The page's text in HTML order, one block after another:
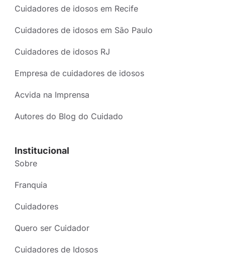
Cuidadores de idosos em Recife
Cuidadores de idosos em São Paulo
Cuidadores de idosos RJ
Empresa de cuidadores de idosos
Acvida na Imprensa
Autores do Blog do Cuidado
Institucional
Sobre
Franquia
Cuidadores
Quero ser Cuidador
Cuidadores de Idosos